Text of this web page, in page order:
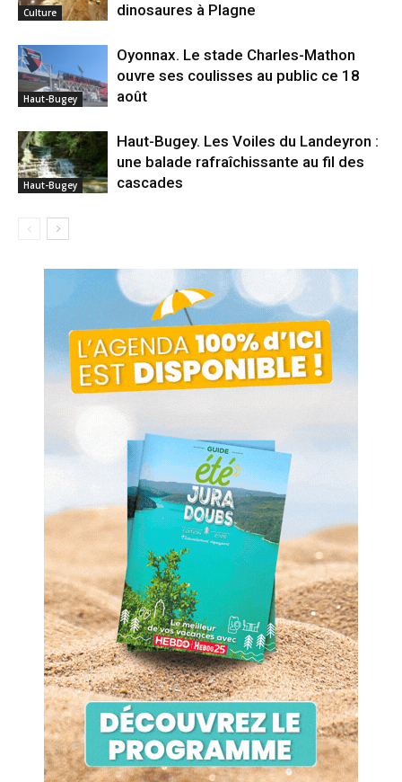
Culture
dinosaures à Plagne
Haut-Bugey
Oyonnax. Le stade Charles-Mathon
ouvre ses coulisses au public ce 18
août
Haut-Bugey
Haut-Bugey. Les Voiles du Landeyron :
une balade rafraîchissante au fil des
cascades